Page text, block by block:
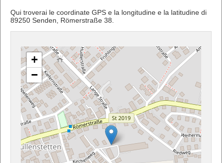
Qui troverai le coordinate GPS e la longitudine e la latitudine di
89250 Senden, Römerstraße 38.
+
−